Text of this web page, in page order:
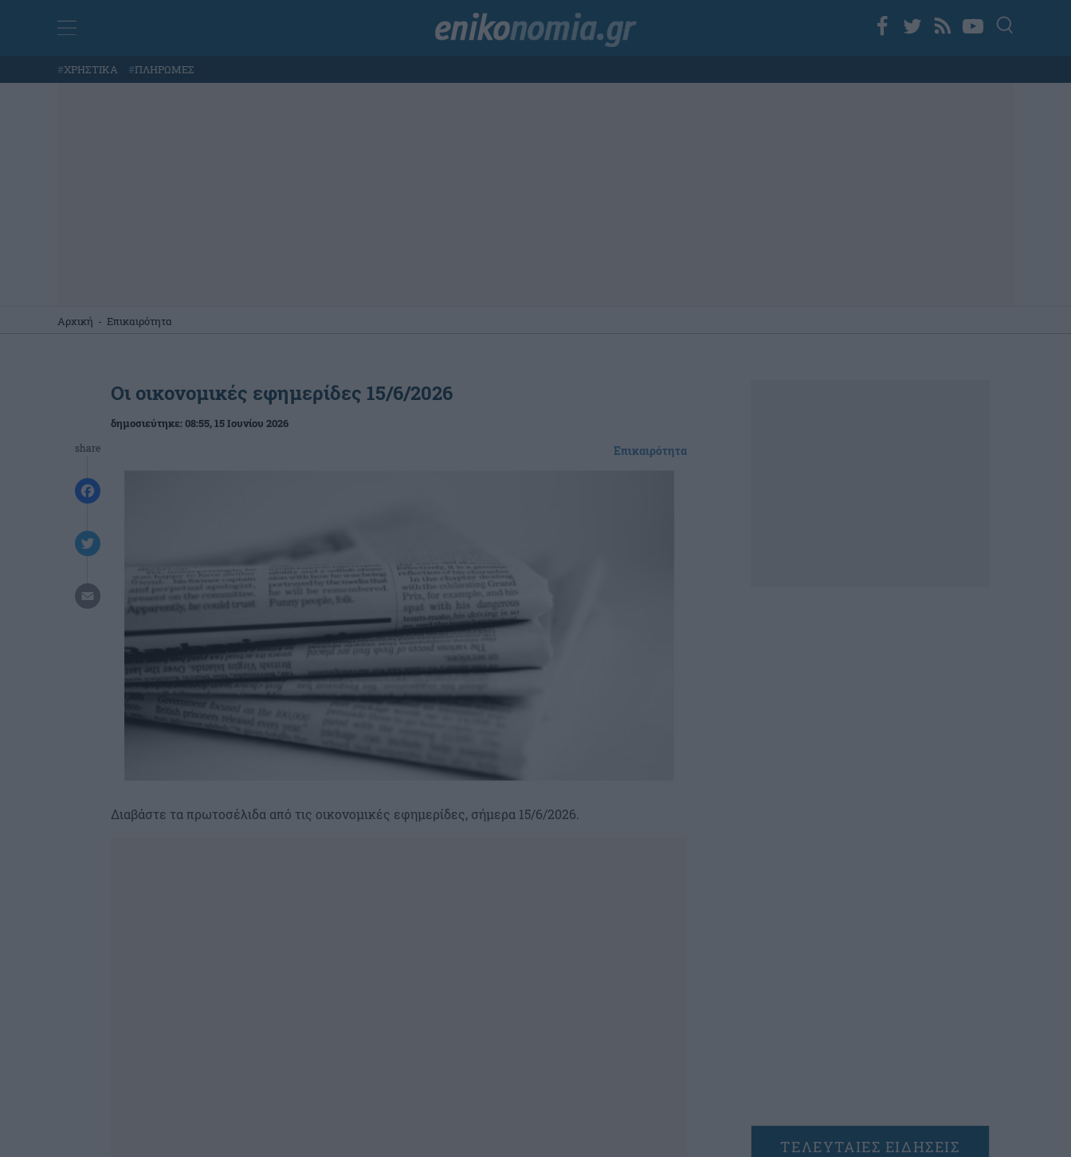
#ΧΡΗΣΤΙΚΑ #ΠΛΗΡΩΜΕΣ
Αρχική - Επικαιρότητα
share
Οι οικονομικές εφημερίδες 15/6/2026
δημοσιεύτηκε:08:55, 15 Ιουνίου 2026
Επικαιρότητα
Διαβάστε τα πρωτοσέλιδα από τις οικονομικές εφημερίδες, σήμερα 15/6/2026.
ΤΕΛΕΥΤΑΙΕΣ ΕΙΔΗΣΕΙΣ